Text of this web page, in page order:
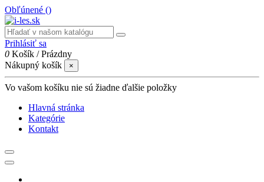
Obľúnené ()
Prihlásiť sa
0 Košík /Prázdny
Nákupný košík
×
Vo vašom košíku nie sú žiadne ďalšie položky
Hlavná stránka
Kategórie
Kontakt